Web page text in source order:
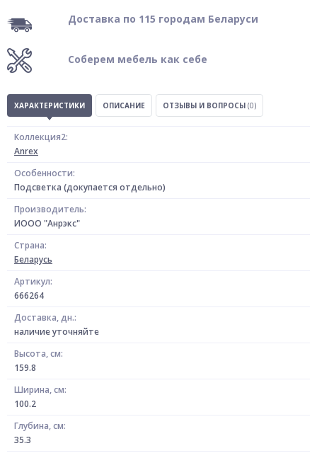
Доставка по 115 городам Беларуси
Соберем мебель как себе
ХАРАКТЕРИСТИКИ ОПИСАНИЕ ОТЗЫВЫ И ВОПРОСЫ (0)
Коллекция2:
Anrex
Особенности:
Подсветка (докупается отдельно)
Производитель:
ИООО "Анрэкс"
Страна:
Беларусь
Артикул:
666264
Доставка, дн.:
наличие уточняйте
Высота, см:
159.8
Ширина, см:
100.2
Глубина, см:
35.3